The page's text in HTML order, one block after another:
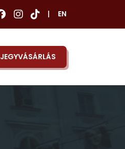
EN
JEGYVÁSÁRLÁS